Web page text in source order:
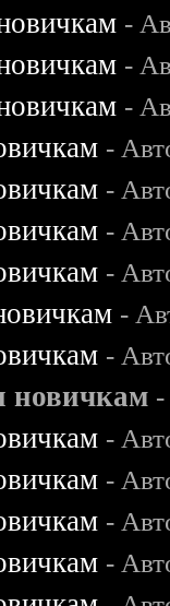
-
-
-
-
-
-
-
-
-
новичкам
-
-
-
-